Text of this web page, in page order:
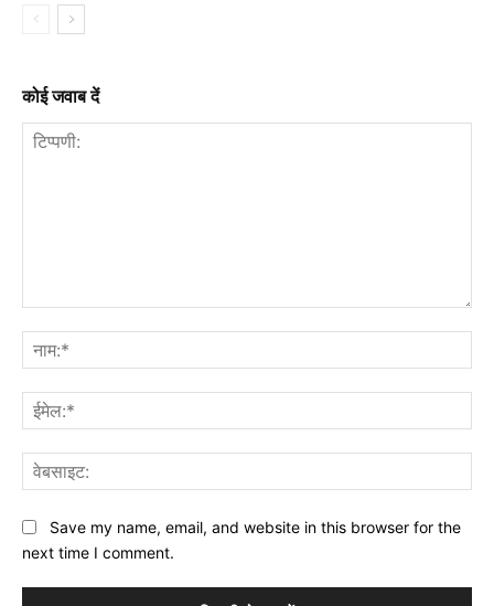
कोई जवाब दें
Save my name, email, and website in this browser for the
next time I comment.